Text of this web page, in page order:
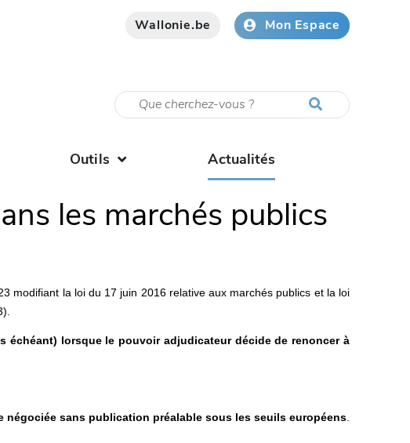
Wallonie.be Mon Espace
Outils Actualités
(current)
les marchés publics
modifiant la loi du 17 juin 2016 relative aux marchés publics et la loi
échéant) lorsque le pouvoir adjudicateur décide de renoncer à
sans publication préalable sous les seuils européens